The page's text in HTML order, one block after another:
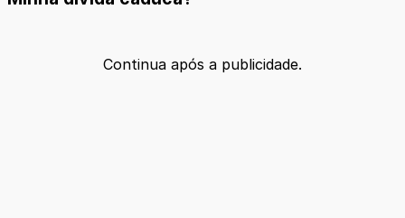
Continua após a publicidade.